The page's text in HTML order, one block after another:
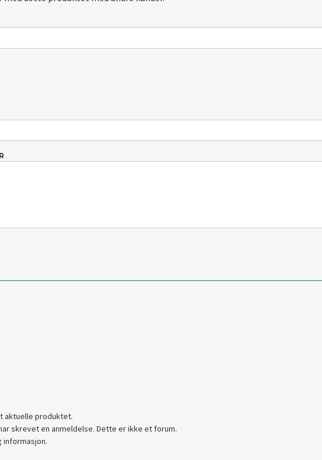
aktuelle produktet.
skrevet en anmeldelse. Dette er ikke et forum.
informasjon.